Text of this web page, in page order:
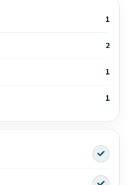
1
2
1
1
Yes
Yes